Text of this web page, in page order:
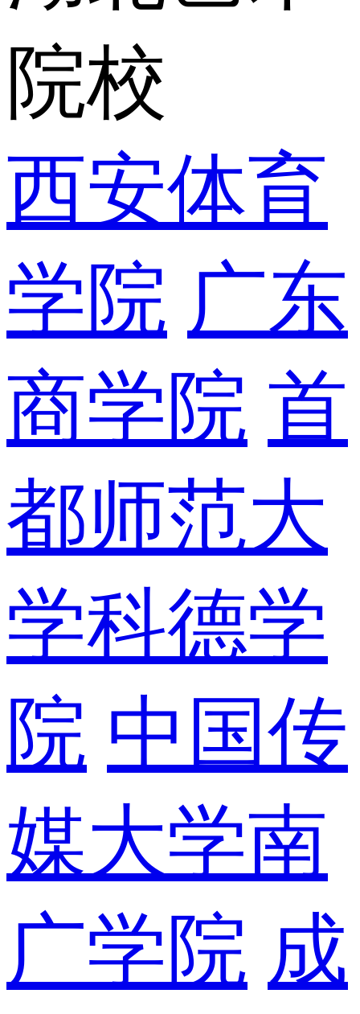
院校
西安体育
学院 广东
商学院 首
都师范大
学科德学
院 中国传
媒大学南
广学院 成